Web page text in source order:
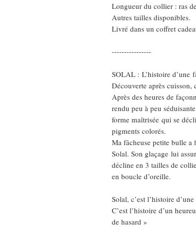
Longueur du collier : ras
Autres tailles disponibles.
Livré dans un coffret
----------------
SOLAL : L’histoire d’une
Découverte après cuisson,
Après des heures de
rendu peu à peu
forme maîtrisée qui se
pigments colorés.
Ma fâcheuse petite bulle a
Solal. Son glaçage lui
décline en 3 tailles de
en boucle d’oreille.
Solal, c’est l’histoire
C’est l’histoire d’un
de hasard »